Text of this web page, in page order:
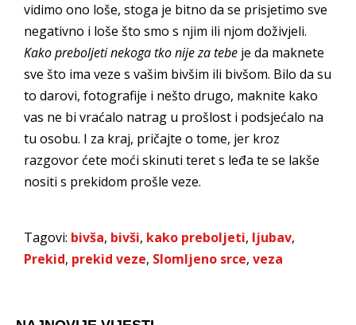
vidimo ono loše, stoga je bitno da se prisjetimo sve
negativno i loše što smo s njim ili njom doživjeli.
Kako preboljeti nekoga tko nije za tebe je da maknete
sve što ima veze s vašim bivšim ili bivšom. Bilo da su
to darovi, fotografije i nešto drugo, maknite kako
vas ne bi vraćalo natrag u prošlost i podsjećalo na
tu osobu. I za kraj, pričajte o tome, jer kroz
razgovor ćete moći skinuti teret s leđa te se lakše
nositi s prekidom prošle veze.
Tagovi: bivša, bivši, kako preboljeti, ljubav,
Prekid, prekid veze, Slomljeno srce, veza